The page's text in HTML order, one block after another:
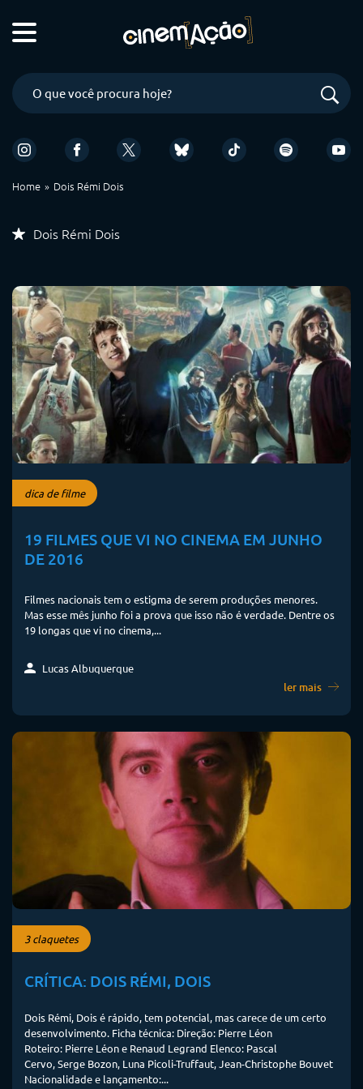
Home Dois Rémi Dois
Dois Rémi Dois
dica de filme
19 FILMES QUE VI NO CINEMA EM JUNHO
DE 2016
Filmes nacionais tem o estigma de serem produções menores.
Mas esse mês junho foi a prova que isso não é verdade. Dentre os
19 longas que vi no cinema,...
Lucas Albuquerque
ler mais
3 claquetes
CRÍTICA: DOIS RÉMI, DOIS
Dois Rémi, Dois é rápido, tem potencial, mas carece de um certo
desenvolvimento. Ficha técnica: Direção: Pierre Léon
Roteiro: Pierre Léon e Renaud Legrand Elenco: Pascal
Cervo, Serge Bozon, Luna Picoli-Truffaut, Jean-Christophe Bouvet
Nacionalidade e lançamento:...